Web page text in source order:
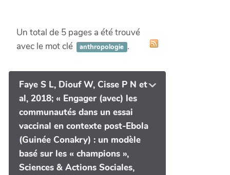
Un total de 5 pages a été trouvé
avec le mot clé
anthropologie .
Faye S L, Diouf W, Cisse P N et
al, 2018; « Engager (avec) les
communautés dans un essai
vaccinal en contexte post-Ebola
(Guinée Conakry) : un modèle
basé sur les « champions »,
Sciences & Actions Sociales,